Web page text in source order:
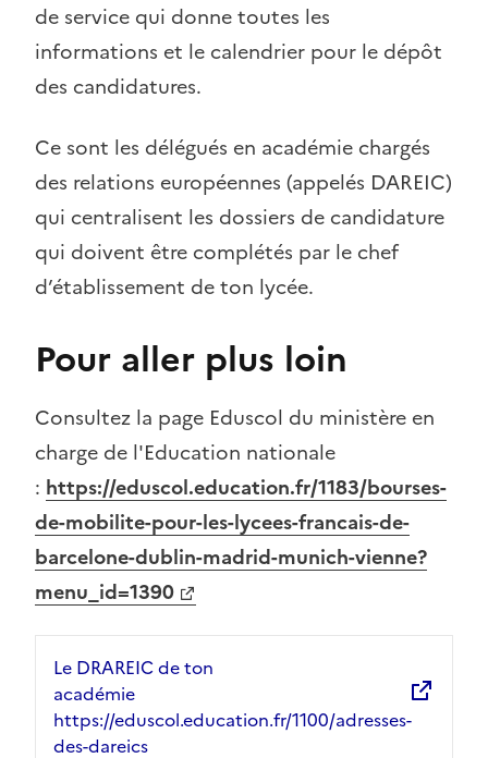
de service qui donne toutes les
informations et le calendrier pour le dépôt
des candidatures.
Ce sont les délégués en académie chargés
des relations européennes (appelés DAREIC)
qui centralisent les dossiers de candidature
qui doivent être complétés par le chef
d’établissement de ton lycée.
Pour aller plus loin
Consultez la page Eduscol du ministère en
charge de l'Education nationale
: https://eduscol.education.fr/1183/bourses-
de-mobilite-pour-les-lycees-francais-de-
barcelone-dublin-madrid-munich-vienne?
menu_id=1390
Le DRAREIC de ton
académie
https://eduscol.education.fr/1100/adresses-
des-dareics